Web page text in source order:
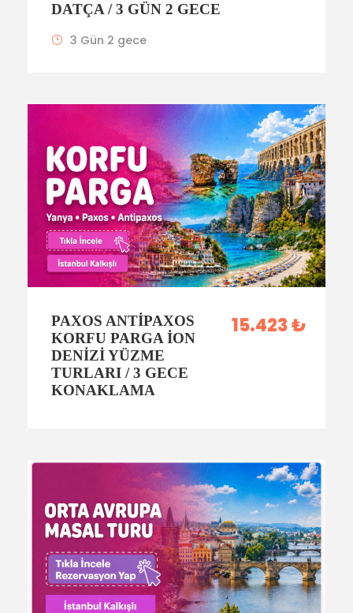
DATÇA / 3 GÜN 2 GECE
3 Gün 2 gece
PAXOS ANTIPAXOS
KORFU PARGA İON
DENIZI YÜZME
TURLARI / 3 GECE
KONAKLAMA
15.423 ₺